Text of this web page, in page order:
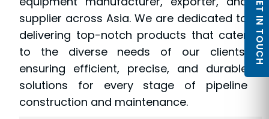
supplier across Asia. We are dedicated to
delivering top-notch products that cater
to the diverse needs of our clients,
ensuring efficient, precise, and durable
solutions for every stage of pipeline
construction and maintenance.
GET IN TOUCH